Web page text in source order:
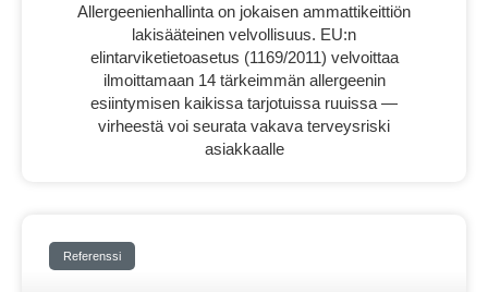
Allergeenienhallinta on jokaisen ammattikeittiön
lakisääteinen velvollisuus. EU:n
elintarviketietoasetus (1169/2011) velvoittaa
ilmoittamaan 14 tärkeimmän allergeenin
esiintymisen kaikissa tarjotuissa ruuissa —
virheestä voi seurata vakava terveysriski
asiakkaalle
Referenssi